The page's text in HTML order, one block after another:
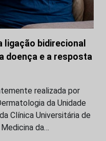
ligação bidirecional
doença e a resposta
realizada por
da Unidade
Clínica Universitária de
da…